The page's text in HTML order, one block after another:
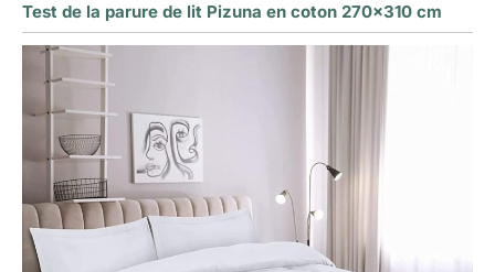
Test de la parure de lit Pizuna en coton 270×310 cm